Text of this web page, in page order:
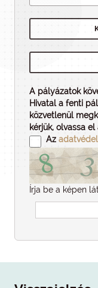
A pályázatok
Hivatal a fenti
közvetlenül
kérjük, olvassa el
Az
Írja be a képen